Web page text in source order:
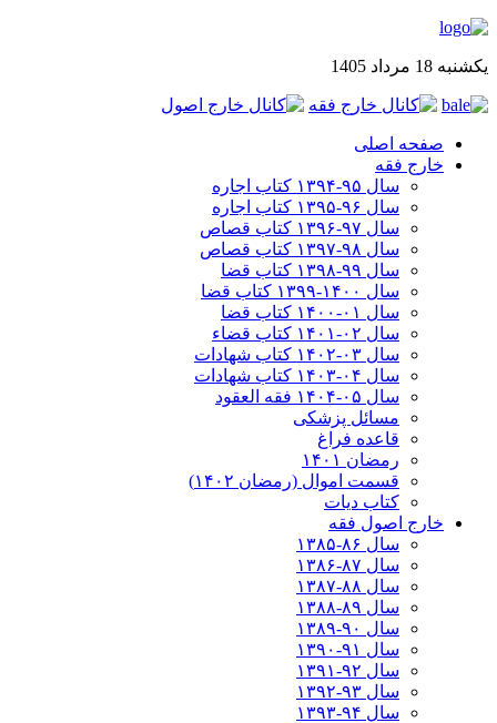
یکشنبه 18 مرداد 1405
صفحه اصلی
خارج فقه
سال ۹۵-۱۳۹۴ کتاب اجاره
سال ۹۶-۱۳۹۵ کتاب اجاره
سال ۹۷-۱۳۹۶ کتاب قصاص
سال ۹۸-۱۳۹۷ کتاب قصاص
سال ۹۹-۱۳۹۸‍ کتاب قضا
سال ۱۴۰۰-۱۳۹۹ کتاب قضا
سال ۰۱-۱۴۰۰ کتاب قضا
سال ۰۲-۱۴۰۱ کتاب قضاء
سال ۰۳-۱۴۰۲ کتاب شهادات
سال ۰۴-۱۴۰۳ کتاب شهادات
سال ۰۵-۱۴۰۴ فقه العقود
مسائل پزشکی
قاعده فراغ
رمضان ۱۴۰۱
قسمت اموال (رمضان ۱۴۰۲)
کتاب دیات
خارج اصول فقه
سال ۸۶-۱۳۸۵
سال ۸۷-۱۳۸۶
سال ۸۸-۱۳۸۷
سال ۸۹-۱۳۸۸
سال ۹۰-۱۳۸۹
سال ۹۱-۱۳۹۰
سال ۹۲-۱۳۹۱
سال ۹۳-۱۳۹۲
سال ۹۴-۱۳۹۳